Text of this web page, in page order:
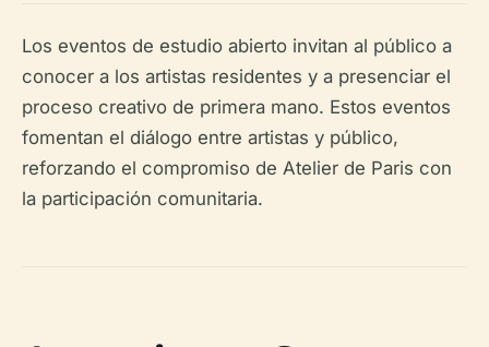
Los eventos de estudio abierto invitan al público a
conocer a los artistas residentes y a presenciar el
proceso creativo de primera mano. Estos eventos
fomentan el diálogo entre artistas y público,
reforzando el compromiso de Atelier de Paris con
la participación comunitaria.